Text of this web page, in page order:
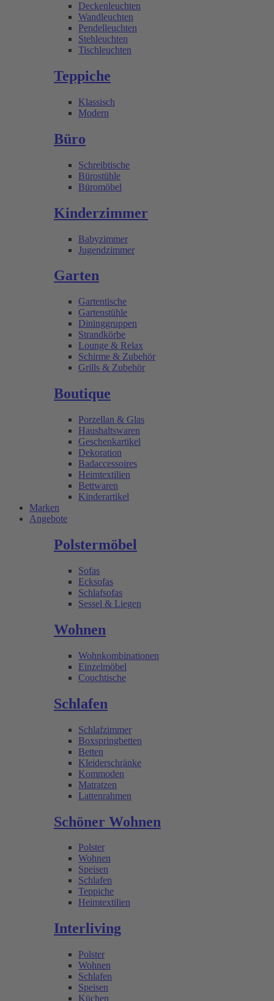
Deckenleuchten
Wandleuchten
Pendelleuchten
Stehleuchten
Tischleuchten
Teppiche
Klassisch
Modern
Büro
Schreibtische
Bürostühle
Büromöbel
Kinderzimmer
Babyzimmer
Jugendzimmer
Garten
Gartentische
Gartenstühle
Dininggruppen
Strandkörbe
Lounge & Relax
Schirme & Zubehör
Grills & Zubehör
Boutique
Porzellan & Glas
Haushaltswaren
Geschenkartikel
Dekoration
Badaccessoires
Heimtextilien
Bettwaren
Kinderartikel
Marken
Angebote
Polstermöbel
Sofas
Ecksofas
Schlafsofas
Sessel & Liegen
Wohnen
Wohnkombinationen
Einzelmöbel
Couchtische
Schlafen
Schlafzimmer
Boxspringbetten
Betten
Kleiderschränke
Kommoden
Matratzen
Lattenrahmen
Schöner Wohnen
Polster
Wohnen
Speisen
Schlafen
Teppiche
Heimtextilien
Interliving
Polster
Wohnen
Schlafen
Speisen
Küchen